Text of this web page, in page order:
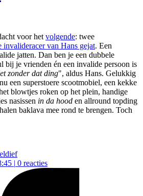
voor het volgende: twee
invalideracer van Hans gejat. Een
jatten. Dan ben je een dubbele
bij je vrienden én een invalide persoon is
zonder dat ding", aldus Hans. Gelukkig
een superstoere scootmobiel, een kekke
blowtjes roken op het plein, handige
nasissen in da hood en allround topding
baklava mee rond te brengen. Toch
| 0 reacties